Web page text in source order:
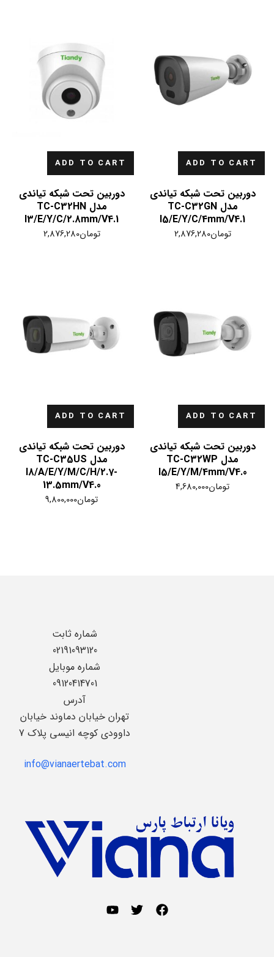
ADD TO CART
دوربین تحت شبکه تیاندی
مدل TC-C32GN
I5/E/Y/C/4mm/V4.1
تومان2,876,280
ADD TO CART
دوربین تحت شبکه تیاندی
مدل TC-C32HN
I3/E/Y/C/2.8mm/V4.1
تومان2,876,280
ADD TO CART
دوربین تحت شبکه تیاندی
مدل TC-C32WP
I5/E/Y/M/4mm/V4.0
تومان4,680,000
ADD TO CART
دوربین تحت شبکه تیاندی
مدل TC-C35US
I8/A/E/Y/M/C/H/2.7-
13.5mm/V4.0
تومان9,800,000
شماره ثابت
02191093120
شماره موبایل
09120414701
آدرس
تهران خیابان دماوند خیابان
داوودی کوچه انیسی پلاک 7
info@vianaertebat.com